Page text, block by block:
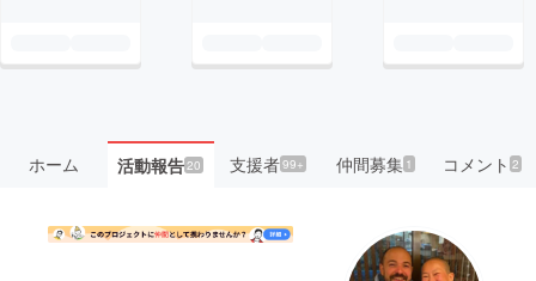
ホーム 活動報告20 支援者99+ 仲間募集 1 コメント2